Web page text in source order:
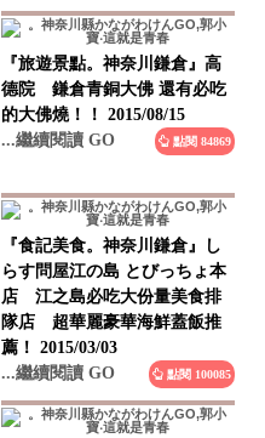
『旅遊景點。神奈川鎌倉』高
德院 鎌倉青銅大佛 還有必吃
的大佛燒！！ 2015/08/15
...繼續閱讀 GO
點閱 84869
『食記美食。神奈川鎌倉』し
らす問屋江の島 とびっちょ本
店 江之島必吃大份量美食排
隊店 超華麗豪華海鮮蓋飯推
薦！ 2015/03/03
...繼續閱讀 GO
『食記美食。神奈川川崎』迴